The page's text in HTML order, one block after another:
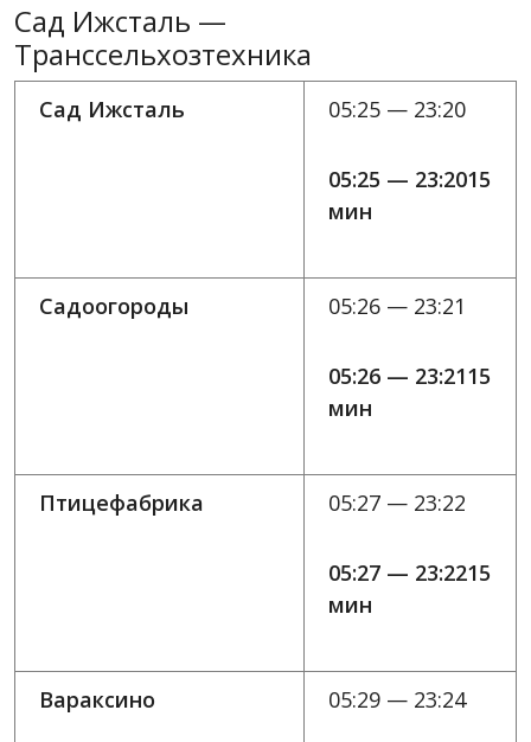
Сад Ижсталь —
Транссельхозтехника
Сад Ижсталь 05:25 — 23:20
05:25 — 23:2015
мин
Садоогороды 05:26 — 23:21
05:26 — 23:2115
мин
Птицефабрика 05:27 — 23:22
05:27 — 23:2215
мин
Вараксино 05:29 — 23:24